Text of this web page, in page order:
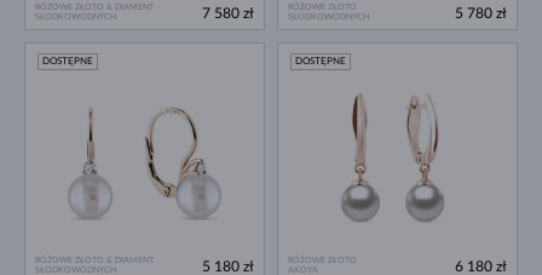
RÓŻOWE ZŁOTO & DIAMENT
SŁODKOWODNYCH
7 580 zł
RÓŻOWE ZŁOTO
SŁODKOWODNYCH
5 780 zł
RÓŻOWE ZŁOTO & DIAMENT
SŁODKOWODNYCH
DOSTĘPNE
5 180 zł
RÓŻOWE ZŁOTO
AKOYA
DOSTĘPNE
6 180 zł